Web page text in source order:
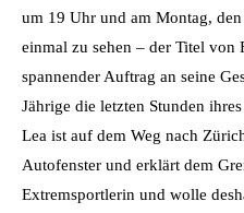
um 19 Uhr und am Montag,
einmal zu sehen – der Titel von
spannender Auftrag an seine
Jährige die letzten Stunden
Lea ist auf dem Weg nach
Autofenster und erklärt dem
Extremsportlerin und wolle